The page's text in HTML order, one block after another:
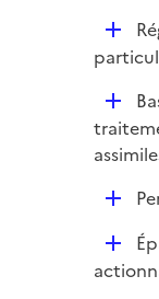
D
é
i
e
D
é
p
D
l
D
é